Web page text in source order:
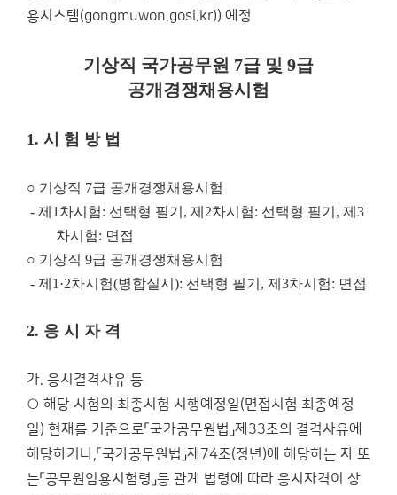
용시스템(gongmuwon.gosi.kr)) 예정
기상직 국가공무원 7급 및 9급
공개경쟁채용시험
1. 시 험 방 법
○ 기상직 7급 공개경쟁채용시험
- 제 1 차시험: 선택형 필기 , 제 2차시험: 선택형 필기 , 제 3
차시험: 면접
○ 기상직 9급 공개경쟁채용시험
- 제 1·2차시험(병합실시 ): 선택형 필기 , 제 3차시험: 면접
2. 응 시 자 격
가. 응시결격사유 등
○ 해당 시험의 최종시험 시행예정일(면접시험 최종예정
일) 현재를 기준으로「국가공무원법」제33조의 결격사유에
해당하거나,「국가공무원법」제74조(정년)에 해당하는 자 또
는「공무원임용시험령」등 관계 법령에 따라 응시자격이 상